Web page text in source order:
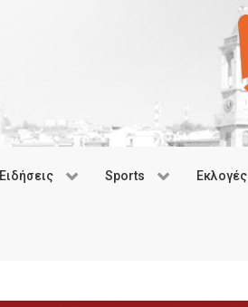
Ειδήσεις Sports Εκλογές